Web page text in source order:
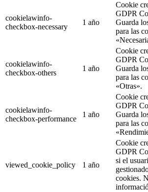
cookielawinfo-
checkbox-necessary
1 año
Cookie
GDPR
Guarda
para las
cookielawinfo-
checkbox-others
1 año
Cookie
GDPR
Guarda
para las
«Otras».
cookielawinfo-
checkbox-performance
1 año
Cookie
GDPR
Guarda
para las
viewed_cookie_policy 1 año
Cookie
GDPR
si el
cookies.